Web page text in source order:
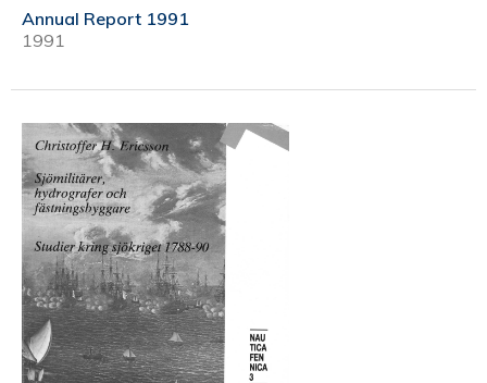
Annual Report 1991
1991